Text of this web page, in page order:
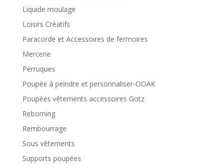
Liquide moulage
Loisirs Créatifs
Paracorde et Accessoires de fermoires
Mercerie
Perruques
Poupée à peindre et personnaliser-OOAK
Poupées vêtements accessoires Gotz
Reborning
Rembourrage
Sous vêtements
Supports poupées